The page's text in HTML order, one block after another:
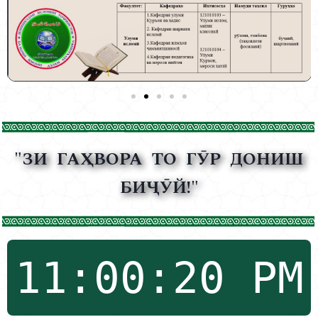
"ЗИ ГАҲВОРА ТО ГӮР ДОНИШ
БИҶӮЙ!"